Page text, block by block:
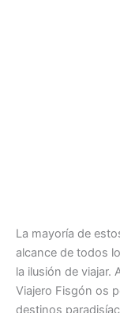
La mayoría de
alcance de todos
la ilusión de viajar.
Viajero Fisgón os
destinos